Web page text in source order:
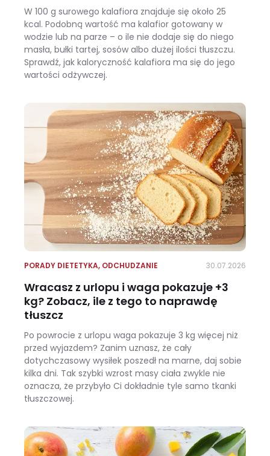
W 100 g surowego kalafiora znajduje się około 25
kcal. Podobną wartość ma kalafior gotowany w
wodzie lub na parze – o ile nie dodaje się do niego
masła, bułki tartej, sosów albo dużej ilości tłuszczu.
Sprawdź, jak kaloryczność kalafiora ma się do jego
wartości odżywczej.
PORADY DIETETYKA, ODCHUDZANIE 30.07.2026
Wracasz z urlopu i waga pokazuje +3
kg? Zobacz, ile z tego to naprawdę
tłuszcz
Po powrocie z urlopu waga pokazuje 3 kg więcej niż
przed wyjazdem? Zanim uznasz, że cały
dotychczasowy wysiłek poszedł na marne, daj sobie
kilka dni. Tak szybki wzrost masy ciała zwykle nie
oznacza, że przybyło Ci dokładnie tyle samo tkanki
tłuszczowej.